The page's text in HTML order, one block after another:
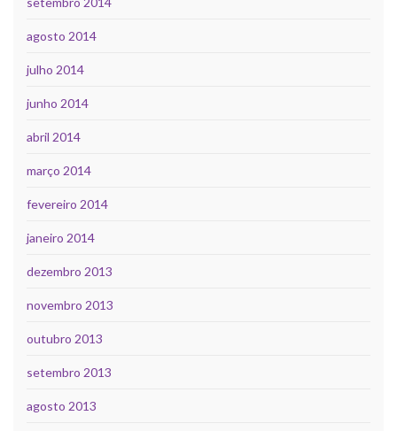
agosto 2014
julho 2014
junho 2014
abril 2014
março 2014
fevereiro 2014
janeiro 2014
dezembro 2013
novembro 2013
outubro 2013
setembro 2013
agosto 2013